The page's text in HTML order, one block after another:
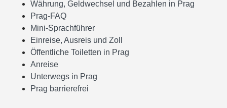
Währung, Geldwechsel und Bezahlen in Prag
Prag-FAQ
Mini-Sprachführer
Einreise, Ausreis und Zoll
Öffentliche Toiletten in Prag
Anreise
Unterwegs in Prag
Prag barrierefrei